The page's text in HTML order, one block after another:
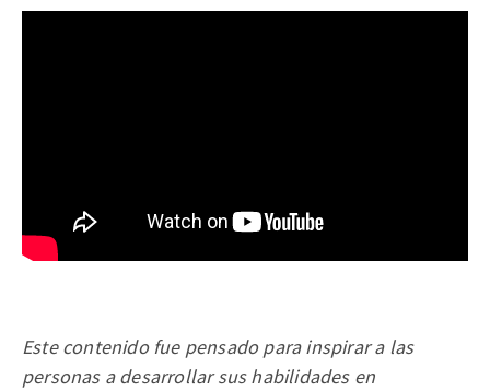
Este contenido fue pensado para inspirar a las
personas a desarrollar sus habilidades en